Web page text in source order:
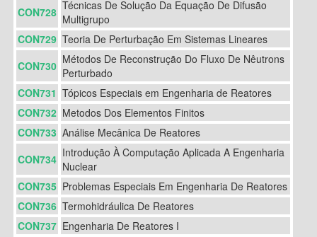
CON728 Técnicas De Solução Da Equação De Difusão
Multigrupo
CON729 Teoria De Perturbação Em Sistemas Lineares
CON730 Métodos De Reconstrução Do Fluxo De Nêutrons
Perturbado
CON731 Tópicos Especiais em Engenharia de Reatores
CON732 Metodos Dos Elementos Finitos
CON733 Análise Mecânica De Reatores
CON734 Introdução À Computação Aplicada A Engenharia
Nuclear
CON735 Problemas Especiais Em Engenharia De Reatores
CON736 Termohidráulica De Reatores
CON737 Engenharia De Reatores I